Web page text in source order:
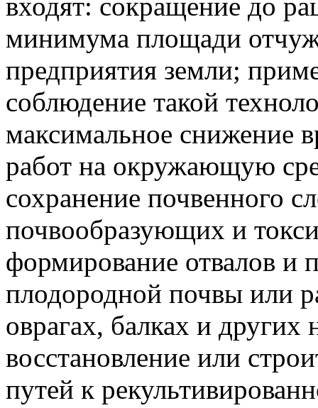
минимума площади
предприятия земли;
соблюдение такой
максимальное снижение
работ на окружающую
сохранение почвенного
почвообразующих и
формирование отвалов и
плодородной почвы или
оврагах, балках и
восстановление или
путей к